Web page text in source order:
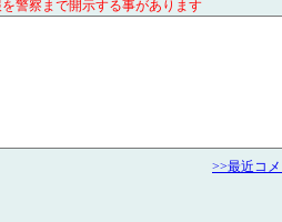
警察まで開示する事があります
>>最近コ